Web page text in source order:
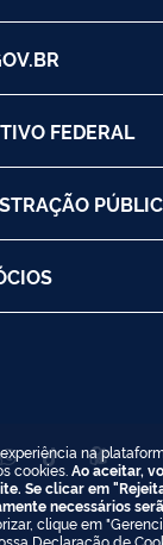
FEDERAL
na
cookies. Ao aceitar,
Se clicar em
necessários
clique em
Declaração de